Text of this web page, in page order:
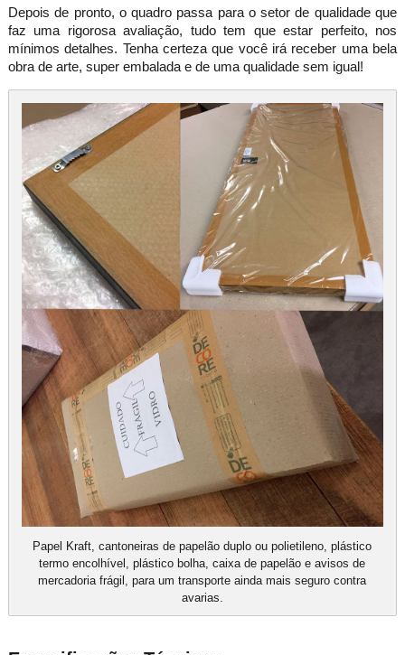
Depois de pronto, o quadro passa para o setor de qualidade que
faz uma rigorosa avaliação, tudo tem que estar perfeito, nos
mínimos detalhes. Tenha certeza que você irá receber uma bela
obra de arte, super embalada e de uma qualidade sem igual!
Papel Kraft, cantoneiras de papelão duplo ou polietileno, plástico
termo encolhível, plástico bolha, caixa de papelão e avisos de
mercadoria frágil, para um transporte ainda mais seguro contra
avarias.